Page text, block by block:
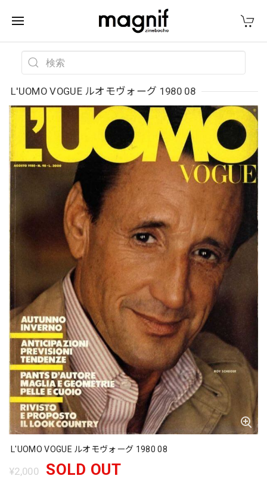
L'UOMO VOGUE ルオモヴォーグ 1980 08
L'UOMO VOGUE ルオモヴォーグ 1980 08
¥2,000 SOLD OUT